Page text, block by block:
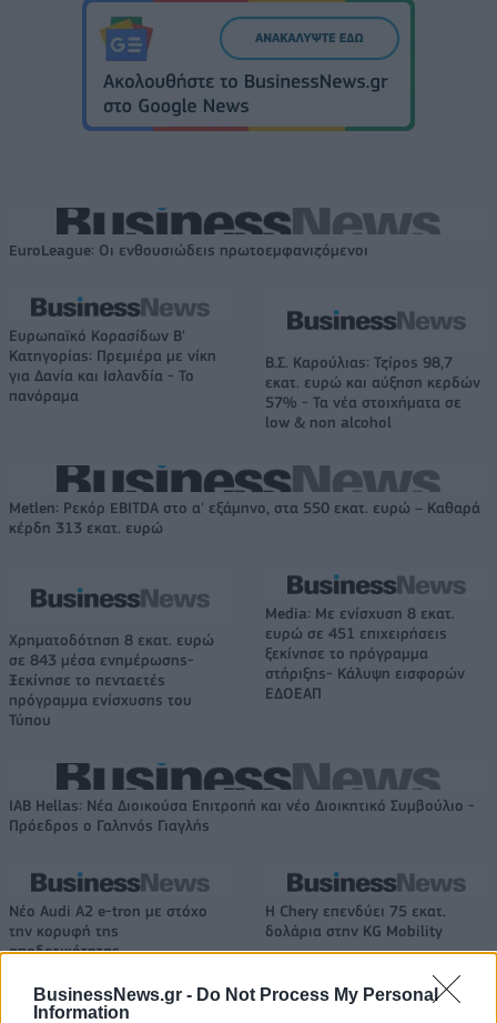
BusinessNews.gr - Do Not Process My Personal
Information
EuroLeague: Οι ενθουσιώδεις πρωτοεμφανιζόμενοι
Ευρωπαϊκό Κορασίδων Β'
Κατηγορίας: Πρεμιέρα με νίκη
για Δανία και Ισλανδία - Το
πανόραμα
Β.Σ. Καρούλιας: Τζίρος 98,7
εκατ. ευρώ και αύξηση κερδών
57% - Τα νέα στοιχήματα σε
low & non alcohol
Metlen: Ρεκόρ EBITDA στο α' εξάμηνο, στα 550 εκατ. ευρώ – Καθαρά
κέρδη 313 εκατ. ευρώ
Χρηματοδότηση 8 εκατ. ευρώ
σε 843 μέσα ενημέρωσης-
Ξεκίνησε το πενταετές
πρόγραμμα ενίσχυσης του
Τύπου
Media: Με ενίσχυση 8 εκατ.
ευρώ σε 451 επιχειρήσεις
ξεκίνησε το πρόγραμμα
στήριξης- Κάλυψη εισφορών
ΕΔΟΕΑΠ
IAB Hellas: Νέα Διοικούσα Επιτροπή και νέο Διοικητικό Συμβούλιο -
Πρόεδρος ο Γαληνός Γιαγλής
Νέο Audi A2 e-tron με στόχο
την κορυφή της
αποδοτικότητας
Η Chery επενδύει 75 εκατ.
δολάρια στην KG Mobility